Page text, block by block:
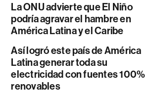
La ONU advierte que El Niño
podría agravar el hambre en
América Latina y el Caribe
Así logró este país de América
Latina generar toda su
electricidad con fuentes 100%
renovables